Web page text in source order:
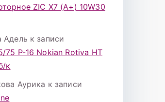
ZIC X7 (A+) 10W30
Адель к записи
75 Р-16 Nokian Rotiva HT
к
Аурика к записи